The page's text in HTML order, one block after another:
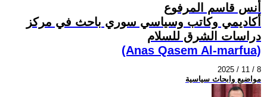
أنس قاسم المرفوع
أكاديمي وكاتب وسياسي سوري باحث في مركز
دراسات الشرق للسلام
(Anas Qasem Al-marfua)
2025 / 11 / 8
مواضيع وابحاث سياسية